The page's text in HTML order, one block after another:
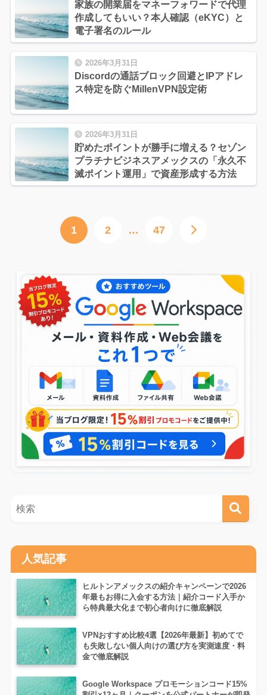
家族の開業届をマネーフォワードで代理
作成してもいい？本人確認（eKYC）と
電子署名のルール
2026年3月31日
Discordの通話ブロック回避とIPアドレ
ス特定を防ぐMillenVPN設定術
2026年3月31日
貯めたポイントが勝手に増える？セゾン
プラチナビジネスアメックスの「永久不
滅ポイント運用」で資産形成する方法
1 2 … 47
人気記事
ヒルトンアメックスの紹介キャンペーンで2026
年最もお得に入会する方法｜紹介コード入手か
ら特典最大化まで初心者向けに徹底解説
VPNおすすめ比較4選【2026年最新】初めてで
も失敗しない個人向けの選び方を実測速度・料
金で徹底解説
Google Workspace プロモーションコード15%